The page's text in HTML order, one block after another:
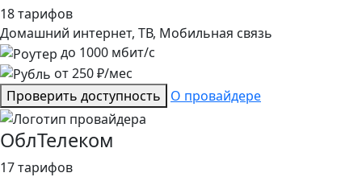
18 тарифов
Домашний интернет, ТВ, Мобильная связь
до 1000 мбит/с
от250₽/мес
Проверить доступность
О провайдере
ОблТелеком
17 тарифов